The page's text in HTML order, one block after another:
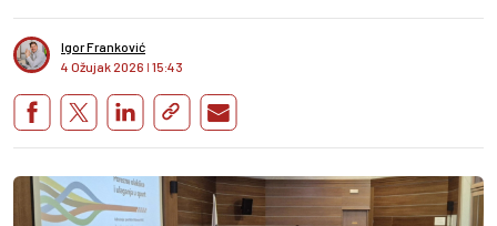
Igor Franković
4 Ožujak 2026 I 15:43